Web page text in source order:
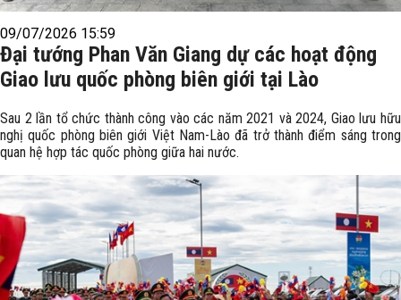
09/07/2026 15:59
Đại tướng Phan Văn Giang dự các hoạt động
Giao lưu quốc phòng biên giới tại Lào
Sau 2 lần tổ chức thành công vào các năm 2021 và 2024, Giao lưu hữu
nghị quốc phòng biên giới Việt Nam-Lào đã trở thành điểm sáng trong
quan hệ hợp tác quốc phòng giữa hai nước.